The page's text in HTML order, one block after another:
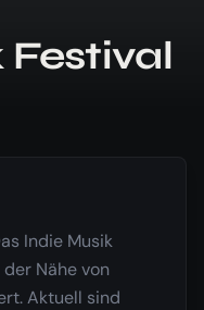
Festival
Indie Musik
Nähe von
Aktuell sind